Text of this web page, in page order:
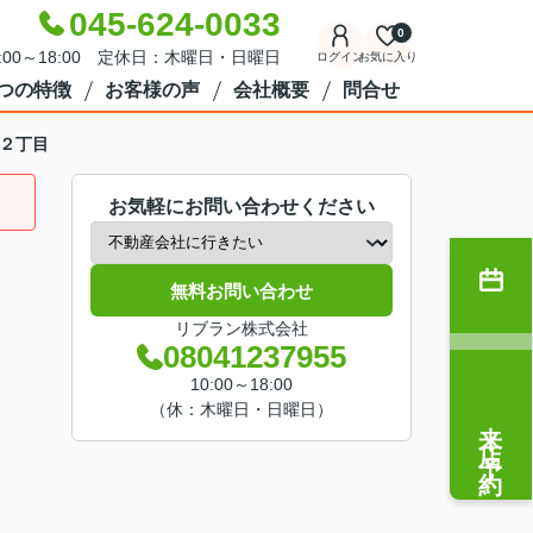
045-624-0033
～18:00 定休日：木曜日・日曜日 ログインお気に入り
0
の特徴 お客様の声 会社概要 問合せ
丁目
お気軽にお問い合わせください
無料お問い合わせ
リブラン株式会社
08041237955
10:00～18:00
（休：木曜日・日曜日）
来店予約